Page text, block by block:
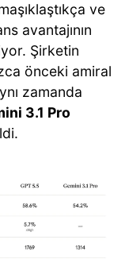
ve
avantajının
Şirketin
önceki amiral
zamanda
3.1 Pro